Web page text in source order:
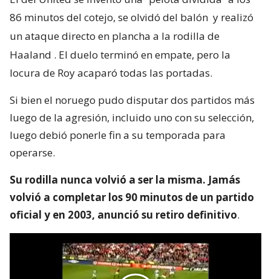
86 minutos del cotejo, se olvidó del balón y realizó
un ataque directo en plancha a la rodilla de
Haaland . El duelo terminó en empate, pero la
locura de Roy acaparó todas las portadas.
Si bien el noruego pudo disputar dos partidos más
luego de la agresión, incluido uno con su selección,
luego debió ponerle fin a su temporada para
operarse.
Su rodilla nunca volvió a ser la misma. Jamás
volvió a completar los 90 minutos de un partido
oficial y en 2003, anunció su retiro definitivo.